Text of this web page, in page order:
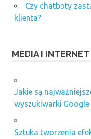
Czy chatboty
klienta?
MEDIA I INTERNET
Jakie są
wyszukiwarki Google
Sztuka tworzenia